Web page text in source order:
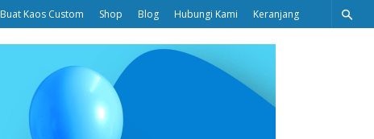
Buat Kaos Custom Shop Blog Hubungi Kami Keranjang